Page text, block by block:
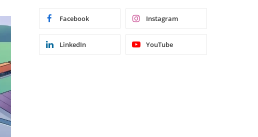
Facebook Instagram
LinkedIn YouTube